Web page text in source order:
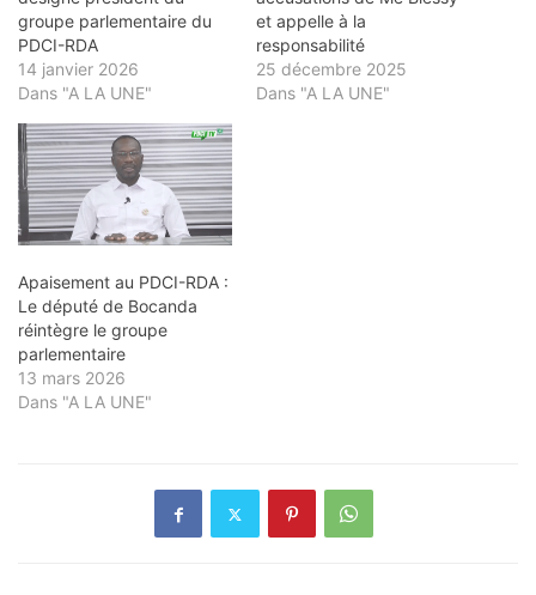
groupe parlementaire du
PDCI-RDA
14 janvier 2026
Dans "A LA UNE"
et appelle à la
responsabilité
25 décembre 2025
Dans "A LA UNE"
Apaisement au PDCI-RDA :
Le député de Bocanda
réintègre le groupe
parlementaire
13 mars 2026
Dans "A LA UNE"